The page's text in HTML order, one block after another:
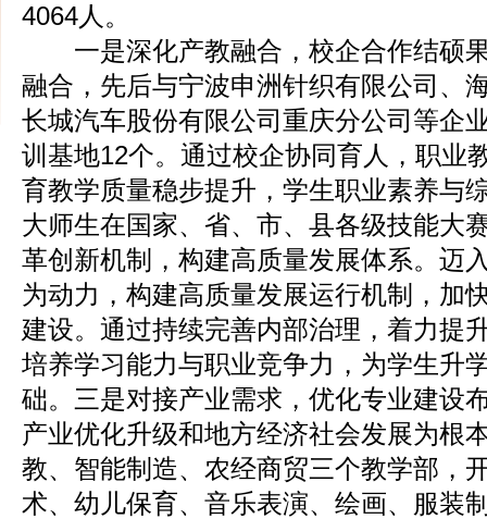
4064人。
一是深化产教融合，校企合作结硕
融合，先后与宁波申洲针织有限公司、
长城汽车股份有限公司重庆分公司等企
训基地12个。通过校企协同育人，职业
育教学质量稳步提升，学生职业素养与
大师生在国家、省、市、县各级技能大
革创新机制，构建高质量发展体系。迈
为动力，构建高质量发展运行机制，加
建设。通过持续完善内部治理，着力提
培养学习能力与职业竞争力，为学生升
础。三是对接产业需求，优化专业建设
产业优化升级和地方经济社会发展为根
教、智能制造、农经商贸三个教学部，
术、幼儿保育、音乐表演、绘画、服装